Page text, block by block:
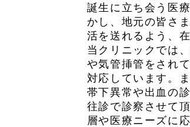
誕生に立ち会う医
かし、地元の皆さ
活を送れるよう、
当クリニックでは
や気管挿管をされ
対応しています。
帯下異常や出血の
往診で診察させて
層や医療ニーズに